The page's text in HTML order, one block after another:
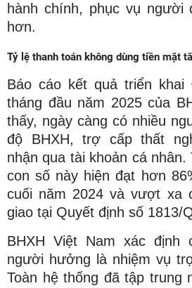
hành chính, phục vụ người
hơn.
Tỷ lệ thanh toán không dùng tiền mặt
Báo cáo kết quả triển
tháng đầu năm 2025 của
thấy, ngày càng có nhiều
độ BHXH, trợ cấp thất
nhận qua tài khoản cá
con số này hiện đạt hơn
cuối năm 2024 và vượt xa
giao tại Quyết định số 1813/
BHXH Việt Nam xác định
người hưởng là nhiệm vụ
Toàn hệ thống đã tập trung